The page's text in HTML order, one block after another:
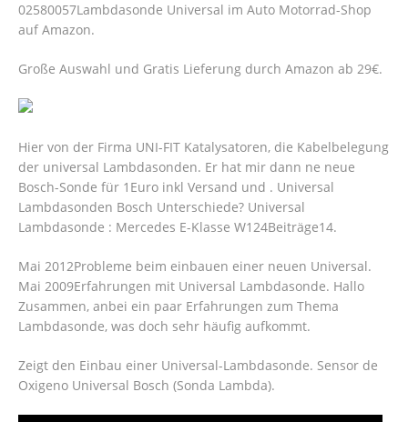
02580057Lambdasonde Universal im Auto Motorrad-Shop
auf Amazon.
Große Auswahl und Gratis Lieferung durch Amazon ab 29€.
Hier von der Firma UNI-FIT Katalysatoren, die Kabelbelegung
der universal Lambdasonden. Er hat mir dann ne neue
Bosch-Sonde für 1Euro inkl Versand und . Universal
Lambdasonden Bosch Unterschiede? Universal
Lambdasonde : Mercedes E-Klasse W124Beiträge14.
Mai 2012Probleme beim einbauen einer neuen Universal.
Mai 2009Erfahrungen mit Universal Lambdasonde. Hallo
Zusammen, anbei ein paar Erfahrungen zum Thema
Lambdasonde, was doch sehr häufig aufkommt.
Zeigt den Einbau einer Universal-Lambdasonde. Sensor de
Oxigeno Universal Bosch (Sonda Lambda).